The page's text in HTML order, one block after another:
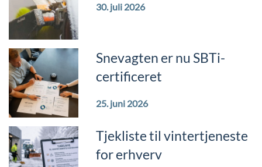
30. juli 2026
Snevagten er nu SBTi-
certificeret
25. juni 2026
Tjekliste til vintertjeneste
for erhverv